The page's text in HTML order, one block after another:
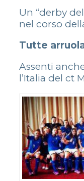
Un “derby
nel corso
Tutte
Assenti
l’Italia del ct